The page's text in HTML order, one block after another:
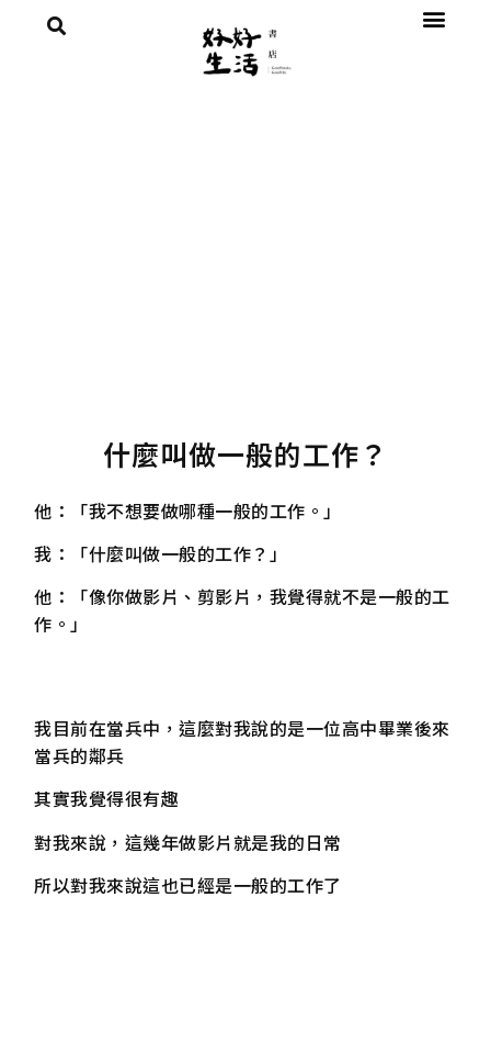
什麼叫做一般的工作？
他：「我不想要做哪種一般的工作。」
我：「什麼叫做一般的工作？」
他：「像你做影片、剪影片，我覺得就不是一般的工
作。」
我目前在當兵中，這麼對我說的是一位高中畢業後來
當兵的鄰兵
其實我覺得很有趣
對我來說，這幾年做影片就是我的日常
所以對我來說這也已經是一般的工作了